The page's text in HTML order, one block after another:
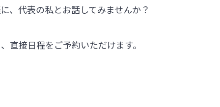
、代表の私とお話してみませんか？
直接日程をご予約いただけます。